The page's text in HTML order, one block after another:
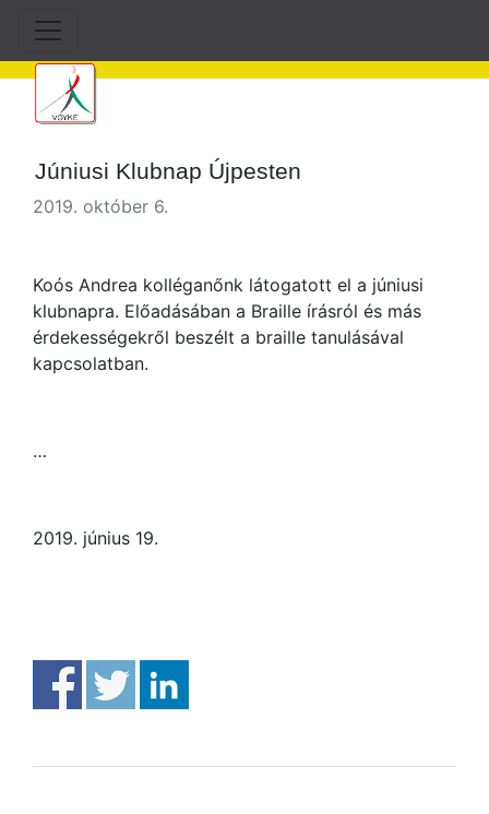
Júniusi Klubnap Újpesten
2019. október 6.
Koós Andrea kolléganőnk látogatott el a júniusi
klubnapra. Előadásában a Braille írásról és más
érdekességekről beszélt a braille tanulásával
kapcsolatban.
…
2019. június 19.